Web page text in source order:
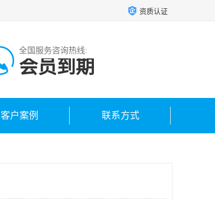
资质认证
全国服务咨询热线:
会员到期
客户案例 联系方式